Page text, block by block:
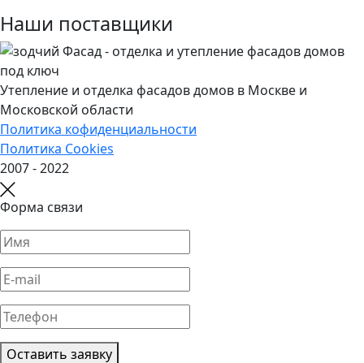
Наши поставщики
Утепление и отделка фасадов домов в Москве и
Московской области
Политика кофиденциальности
Политика Cookies
2007 - 2022
Форма связи
Оставить заявку